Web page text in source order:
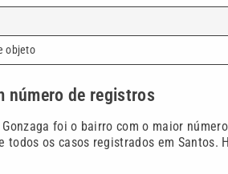
objeto
número de registros
Gonzaga foi o bairro com o maior
todos os casos registrados em Santos.